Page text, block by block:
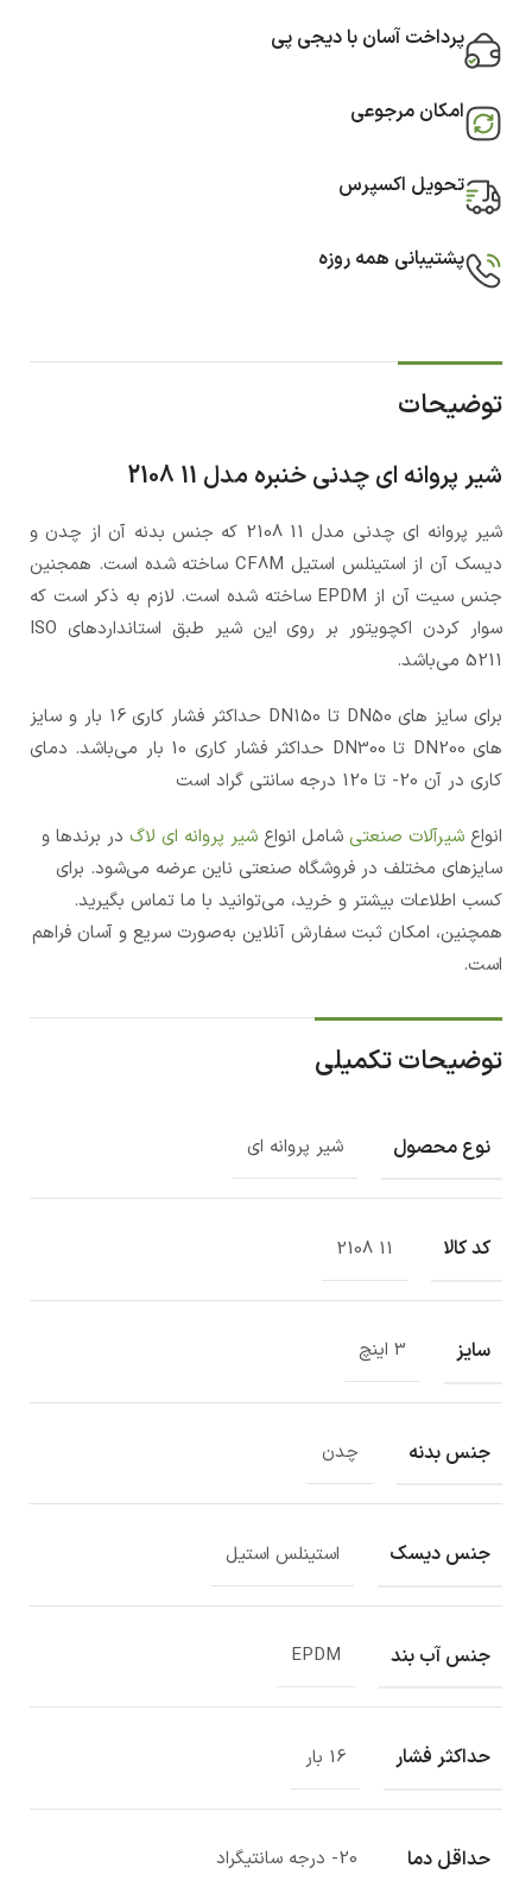
پرداخت آسان با دیجی پی
امکان مرجوعی
تحویل اکسپرس
پشتیبانی همه روزه
توضیحات
شیر پروانه ای چدنی خنبره مدل 11 2108
شیر پروانه ای چدنی مدل 11 2108 که جنس بدنه آن از چدن و
دیسک آن از استینلس استیل CF8M ساخته شده است. همجنین
جنس سیت آن از EPDM ساخته شده است. لازم به ذکر است که
سوار کردن اکچویتور بر روی این شیر طبق استانداردهای ISO
5211 می‌باشد.
برای سایز های DN50 تا DN150 حداکثر فشار کاری 16 بار و سایز
های DN200 تا DN300 حداکثر فشار کاری 10 بار می‌باشد. دمای
کاری در آن 20- تا 120 درجه سانتی گراد است
انواع شیرآلات صنعتی شامل انواع شیر پروانه ای لاگ در برندها و
سایزهای مختلف در فروشگاه صنعتی ناین عرضه می‌شود. برای
کسب اطلاعات بیشتر و خرید، می‌توانید با ما تماس بگیرید.
همچنین، امکان ثبت سفارش آنلاین به‌صورت سریع و آسان فراهم
است.
توضیحات تکمیلی
نوع محصول شیر پروانه ای
کد کالا 11 2108
سایز 3 اینچ
جنس بدنه چدن
جنس دیسک استینلس استیل
جنس آب بند EPDM
حداکثر فشار 16 بار
حداقل دما 20- درجه سانتیگراد